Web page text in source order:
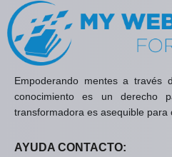
Empoderando mentes a través
conocimiento es un derecho
transformadora es asequible para
AYUDA CONTACTO: